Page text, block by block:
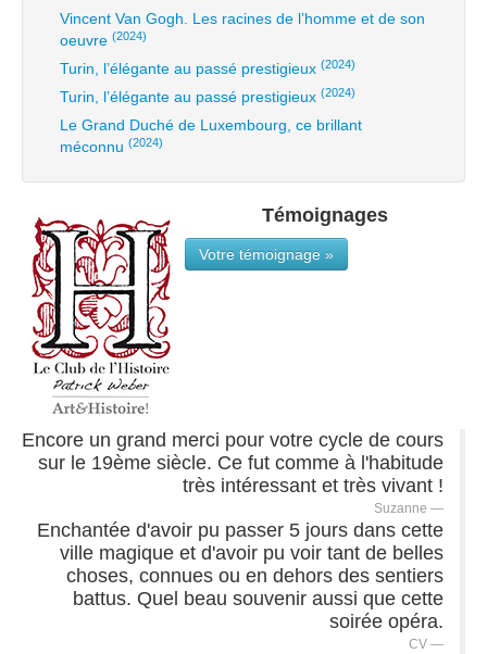
Vincent Van Gogh. Les racines de l’homme et de son
oeuvre (2024)
Turin, l’élégante au passé prestigieux (2024)
Turin, l’élégante au passé prestigieux (2024)
Le Grand Duché de Luxembourg, ce brillant
méconnu (2024)
Témoignages
Encore un grand merci pour votre cycle de cours
sur le 19ème siècle. Ce fut comme à l'habitude
très intéressant et très vivant !
Suzanne
Enchantée d'avoir pu passer 5 jours dans cette
ville magique et d'avoir pu voir tant de belles
choses, connues ou en dehors des sentiers
battus. Quel beau souvenir aussi que cette
soirée opéra.
CV
Votre témoignage »